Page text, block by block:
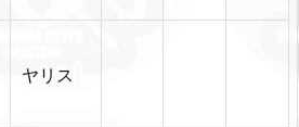
ヤリス